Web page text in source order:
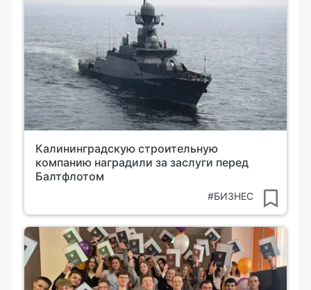
Калининградскую строительную
компанию наградили за заслуги перед
Балтфлотом
#БИЗНЕС